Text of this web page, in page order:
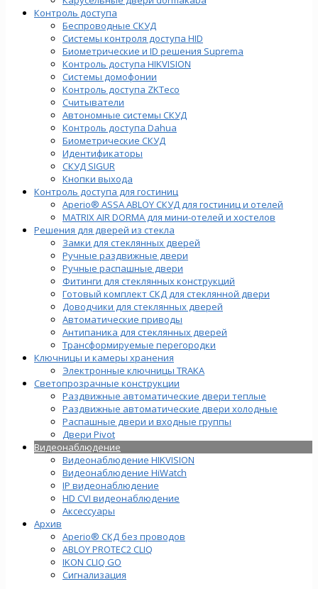
Контроль доступа
Беспроводные СКУД
Системы контроля доступа HID
Биометрические и ID решения Suprema
Контроль доступа HIKVISION
Системы домофонии
Контроль доступа ZKTeco
Считыватели
Автономные системы СКУД
Контроль доступа Dahua
Биометрические СКУД
Идентификаторы
СКУД SIGUR
Кнопки выхода
Контроль доступа для гостиниц
Aperio® ASSA ABLOY СКУД для гостиниц и отелей
MATRIX AIR DORMA для мини-отелей и хостелов
Решения для дверей из стекла
Замки для стеклянных дверей
Ручные раздвижные двери
Ручные распашные двери
Фитинги для стеклянных конструкций
Готовый комплект СКД для стеклянной двери
Доводчики для стеклянных дверей
Автоматические приводы
Антипаника для стеклянных дверей
Трансформируемые перегородки
Ключницы и камеры хранения
Электронные ключницы TRAKA
Светопрозрачные конструкции
Раздвижные автоматические двери теплые
Раздвижные автоматические двери холодные
Распашные двери и входные группы
Двери Pivot
Видеонаблюдение
Видеонаблюдение HIKVISION
Видеонаблюдение HiWatch
IP видеонаблюдение
HD CVI видеонаблюдение
Аксессуары
Архив
Aperio® СКД без проводов
ABLOY PROTEC2 CLIQ
IKON CLIQ GO
Сигнализация